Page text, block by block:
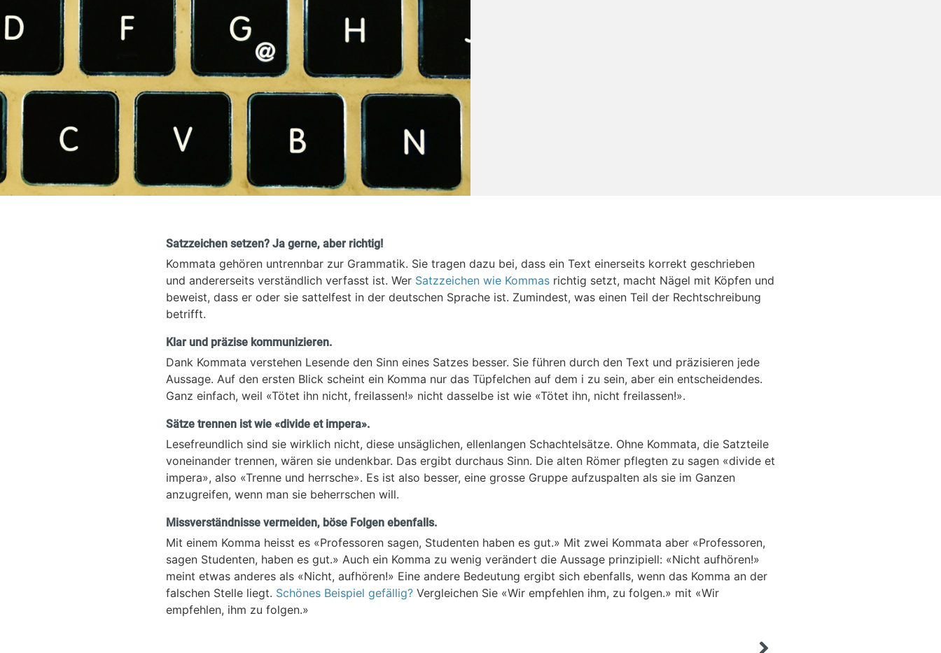
Satzzeichen setzen? Ja gerne, aber richtig!
Kommata gehören untrennbar zur Grammatik. Sie tragen dazu bei, dass ein Text einerseits korrekt geschrieben
und andererseits verständlich verfasst ist. Wer Satzzeichen wie Kommas richtig setzt, macht Nägel mit Köpfen und
beweist, dass er oder sie sattelfest in der deutschen Sprache ist. Zumindest, was einen Teil der Rechtschreibung
betrifft.
Klar und präzise kommunizieren.
Dank Kommata verstehen Lesende den Sinn eines Satzes besser. Sie führen durch den Text und präzisieren jede
Aussage. Auf den ersten Blick scheint ein Komma nur das Tüpfelchen auf dem i zu sein, aber ein entscheidendes.
Ganz einfach, weil «Tötet ihn nicht, freilassen!» nicht dasselbe ist wie «Tötet ihn, nicht freilassen!».
Sätze trennen ist wie «divide et impera».
Lesefreundlich sind sie wirklich nicht, diese unsäglichen, ellenlangen Schachtelsätze. Ohne Kommata, die Satzteile
voneinander trennen, wären sie undenkbar. Das ergibt durchaus Sinn. Die alten Römer pflegten zu sagen «divide et
impera», also «Trenne und herrsche». Es ist also besser, eine grosse Gruppe aufzuspalten als sie im Ganzen
anzugreifen, wenn man sie beherrschen will.
Missverständnisse vermeiden, böse Folgen ebenfalls.
Mit einem Komma heisst es «Professoren sagen, Studenten haben es gut.» Mit zwei Kommata aber «Professoren,
sagen Studenten, haben es gut.» Auch ein Komma zu wenig verändert die Aussage prinzipiell: «Nicht aufhören!»
meint etwas anderes als «Nicht, aufhören!» Eine andere Bedeutung ergibt sich ebenfalls, wenn das Komma an der
falschen Stelle liegt. Schönes Beispiel gefällig? Vergleichen Sie «Wir empfehlen ihm, zu folgen.» mit «Wir
empfehlen, ihm zu folgen.»